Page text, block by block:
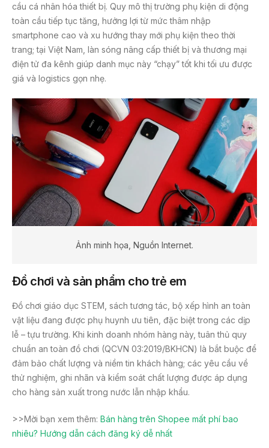
cầu cá nhân hóa thiết bị. Quy mô thị trường phụ kiện di động
toàn cầu tiếp tục tăng, hưởng lợi từ mức thâm nhập
smartphone cao và xu hướng thay mới phụ kiện theo thời
trang; tại Việt Nam, làn sóng nâng cấp thiết bị và thương mại
điện tử đa kênh giúp danh mục này “chạy” tốt khi tối ưu được
giá và logistics gọn nhẹ.
Ảnh minh họa, Nguồn Internet.
Đồ chơi và sản phẩm cho trẻ em
Đồ chơi giáo dục STEM, sách tương tác, bộ xếp hình an toàn
vật liệu đang được phụ huynh ưu tiên, đặc biệt trong các dịp
lễ – tựu trường. Khi kinh doanh nhóm hàng này, tuân thủ quy
chuẩn an toàn đồ chơi (QCVN 03:2019/BKHCN) là bắt buộc để
đảm bảo chất lượng và niềm tin khách hàng; các yêu cầu về
thử nghiệm, ghi nhãn và kiểm soát chất lượng được áp dụng
cho hàng sản xuất trong nước lẫn nhập khẩu.
>>Mời bạn xem thêm: Bán hàng trên Shopee mất phí bao
nhiêu? Hướng dẫn cách đăng ký dễ nhất